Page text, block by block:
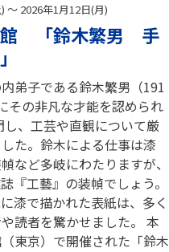
～ 2026年1月12日(月)
館 「鈴木繁男 手
弟子である鈴木繁男（191
その非凡な才能を認められ
、工芸や直観について厳
た。鈴木による仕事は漆
など多岐にわたりますが、
『工藝』の装幀でしょう。
漆で描かれた表紙は、多く
読者を驚かせました。 本
東京）で開催された「鈴木